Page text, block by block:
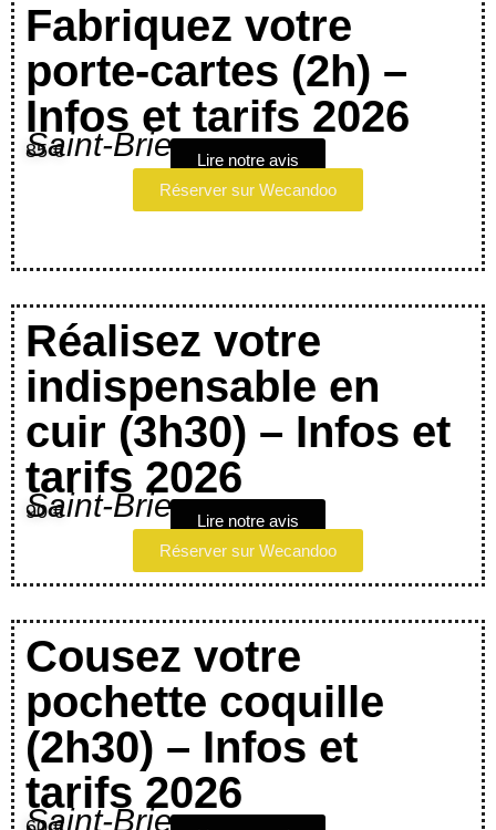
Fabriquez votre
porte-cartes (2h) –
Infos et tarifs 2026
Saint-Brieuc
85 €
Lire notre avis
Réserver sur Wecandoo
Réalisez votre
indispensable en
cuir (3h30) – Infos et
tarifs 2026
Saint-Brieuc
90 €
Lire notre avis
Réserver sur Wecandoo
Cousez votre
pochette coquille
(2h30) – Infos et
tarifs 2026
Saint-Brieuc